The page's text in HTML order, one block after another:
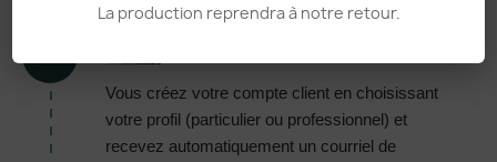
La production reprendra à notre retour.
Vous créez votre compte client en choisissant
votre profil (particulier ou professionnel) et
recevez automatiquement un courriel de